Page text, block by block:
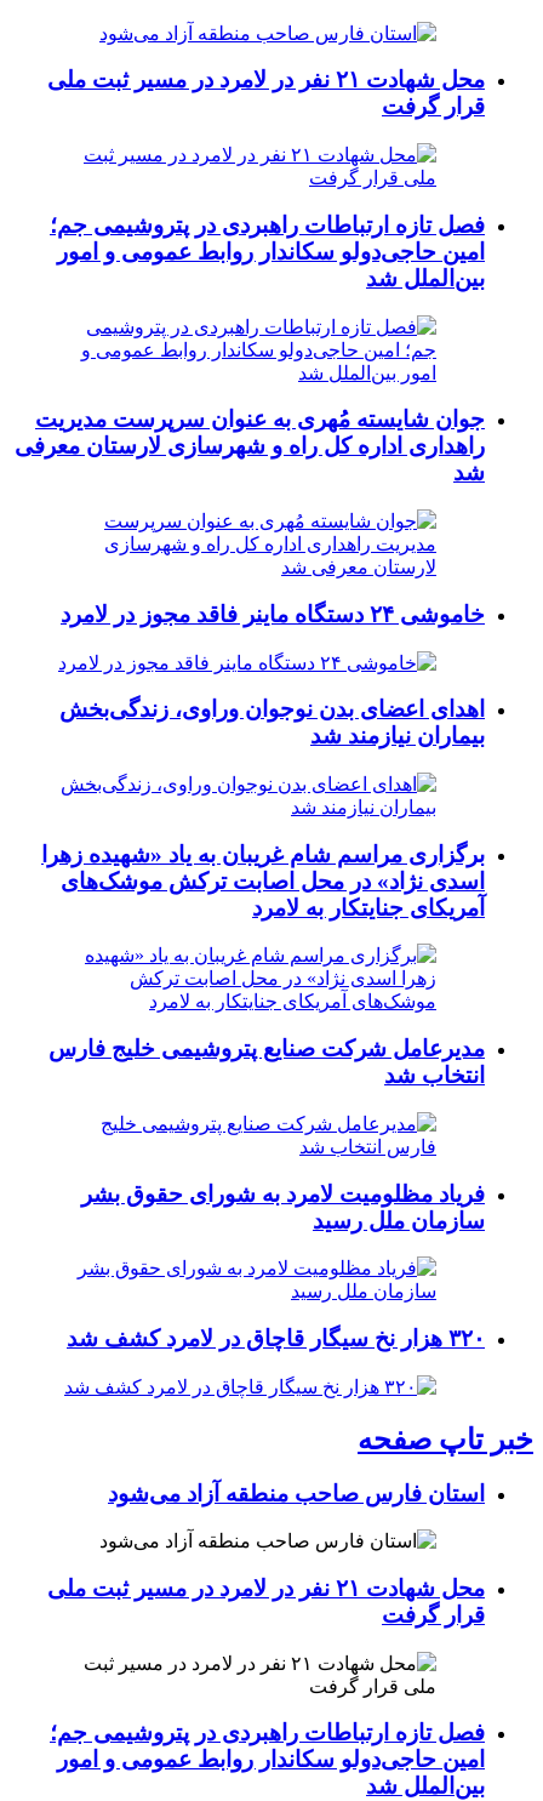
محل شهادت ۲۱ نفر در لامرد در مسیر ثبت ملی
قرار گرفت
فصل تازه ارتباطات راهبردی در پتروشیمی جم؛
امین حاجی‌دولو سکاندار روابط عمومی و امور
بین‌الملل شد
جوان شایسته مُهری به عنوان سرپرست مدیریت
راهداری اداره کل راه و شهرسازی لارستان معرفی
شد
خاموشی ۲۴ دستگاه ماینر فاقد مجوز در لامرد
اهدای اعضای بدن نوجوان وراوی، زندگی‌بخش
بیماران نیازمند شد
برگزاری مراسم شام غریبان به یاد «شهیده زهرا
اسدی نژاد» در محل اصابت ترکش موشک‌های
آمریکای جنایتکار به لامرد
مدیرعامل شرکت صنایع پتروشیمی خلیج فارس
انتخاب شد
فریاد مظلومیت لامرد به شورای حقوق بشر
سازمان ملل رسید
۳۲۰ هزار نخ سیگار قاچاق در لامرد کشف شد
خبر تاپ صفحه
استان فارس صاحب منطقه آزاد می‌شود
محل شهادت ۲۱ نفر در لامرد در مسیر ثبت ملی
قرار گرفت
فصل تازه ارتباطات راهبردی در پتروشیمی جم؛
امین حاجی‌دولو سکاندار روابط عمومی و امور
بین‌الملل شد